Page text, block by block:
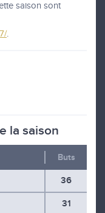
saison sont
.
la saison
Buts
36
31